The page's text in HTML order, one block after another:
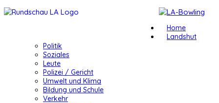
Home
Landshut
Politik
Soziales
Leute
Polizei / Gericht
Umwelt und Klima
Bildung und Schule
Verkehr